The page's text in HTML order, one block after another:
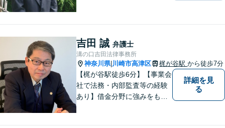
る身近な問題を相談いただく
場所です。お気軽にご相談く
ださい。
吉田 誠 弁護士
溝の口吉田法律事務所
神奈川県| 川崎市高津区 梶が谷駅 から徒歩7分
【梶が谷駅徒歩6分】【事業会
社で法務・内部監査等の経験
あり】借金分野に強みをも
詳細を見
る